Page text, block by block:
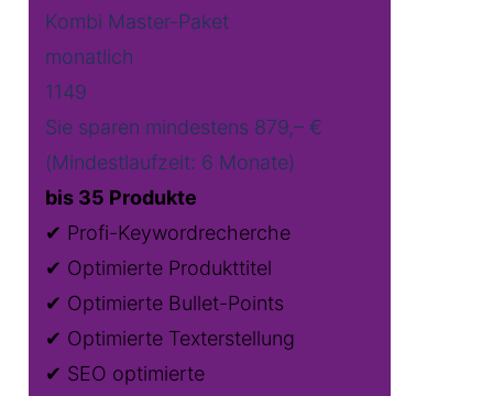
Kombi Master-Paket
monatlich
1149
Sie sparen mindestens 879,– €
(Mindestlaufzeit: 6 Monate)
bis 35 Produkte
✔ Profi-Keywordrecherche
✔ Optimierte Produkttitel
✔ Optimierte Bullet-Points
✔ Optimierte Texterstellung
✔ SEO optimierte